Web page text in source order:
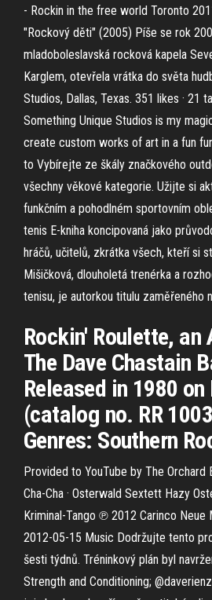
- Rockin in the free world Toronto
"Rockový děti" (2005) Píše se rok
mladoboleslavská rocková kapela
Karglem, otevřela vrátka do světa
Studios, Dallas, Texas. 351 likes · 21
Something Unique Studios is my
create custom works of art in a fun
to Vybírejte ze škály značkového
všechny věkové kategorie. Užijte si
funkčním a pohodlném sportovním
tenis E-kniha koncipovaná jako
hráčů, učitelů, zkrátka všech, kteří si
Mišičková, dlouholetá trenérka a
tenisu, je autorkou titulu zaměřeného
Rockin' Roulette, an
The Dave Chastain
Released in 1980 on
(catalog no. RR
Genres: Southern
Provided to YouTube by The Orchard
Cha-Cha · Osterwald Sextett Hazy
Kriminal-Tango ℗ 2012 Carinco Neue
2012-05-15 Music Dodržujte tento
šesti týdnů. Tréninkový plán byl
Strength and Conditioning;